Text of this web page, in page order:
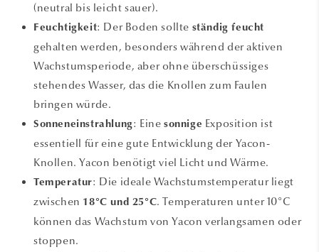
(neutral bis leicht sauer).
Feuchtigkeit: Der Boden sollte ständig feucht
gehalten werden, besonders während der aktiven
Wachstumsperiode, aber ohne überschüssiges
stehendes Wasser, das die Knollen zum Faulen
bringen würde.
Sonneneinstrahlung: Einesonnige Exposition ist
essentiell für eine gute Entwicklung der Yacon-
Knollen. Yacon benötigt viel Licht und Wärme.
Temperatur: Die ideale Wachstumstemperatur liegt
zwischen 18°C und 25°C. Temperaturen unter 10°C
können das Wachstum von Yacon verlangsamen oder
stoppen.